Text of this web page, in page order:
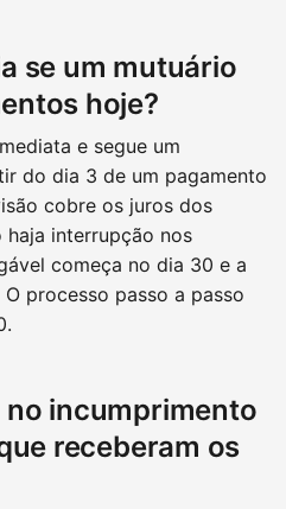
se um mutuário
hoje?
e segue um
do dia 3 de um pagamento
cobre os juros dos
haja interrupção nos
começa no dia 30 e a
processo passo a passo
no incumprimento
receberam os